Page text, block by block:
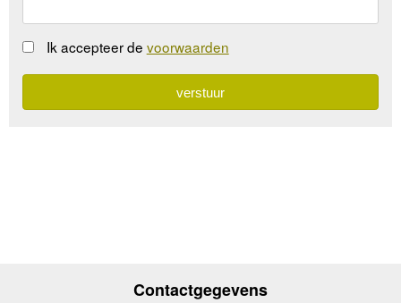
Ik accepteer de voorwaarden
Contactgegevens